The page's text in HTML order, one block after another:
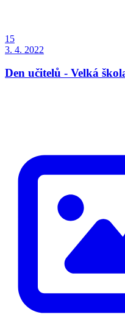
15
3. 4. 2022
Den učitelů - Velká